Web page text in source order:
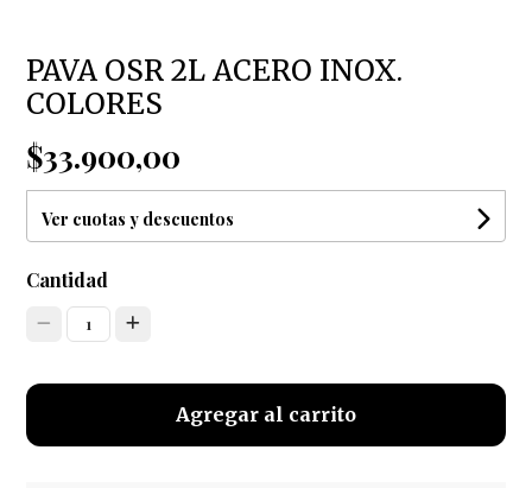
PAVA OSR 2L ACERO INOX.
COLORES
$33.900,00
Ver cuotas y descuentos
Cantidad
1
Agregar al carrito